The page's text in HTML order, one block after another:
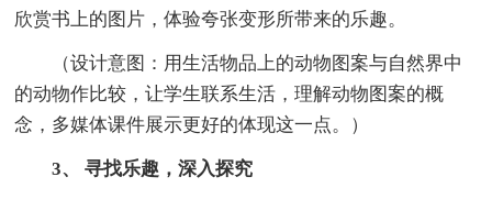
欣赏书上的图片，体验夸张变形所带来的乐趣。
（设计意图：用生活物品上的动物图案与自然界中
的动物作比较，让学生联系生活，理解动物图案的概
念，多媒体课件展示更好的体现这一点。）
3、 寻找乐趣，深入探究